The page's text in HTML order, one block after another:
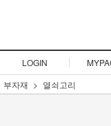
LOGIN
부자재
열쇠고리